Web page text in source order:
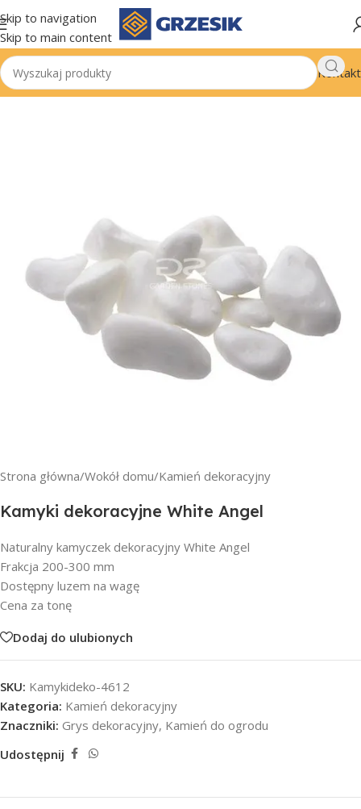
Skip to navigation
Skip to main content
Kontakt
Strona główna/Wokół domu/Kamień dekoracyjny
Kamyki dekoracyjne White Angel
Naturalny kamyczek dekoracyjny White Angel
Frakcja 200-300 mm
Dostępny luzem na wagę
Cena za tonę
Dodaj do ulubionych
SKU: Kamykideko-4612
Kategoria: Kamień dekoracyjny
Znaczniki: Grys dekoracyjny, Kamień do ogrodu
Udostępnij